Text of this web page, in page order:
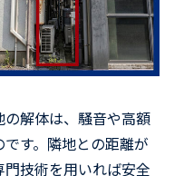
索
解体は、騒音や高額
す。隣地との距離が
技術を用いれば安全